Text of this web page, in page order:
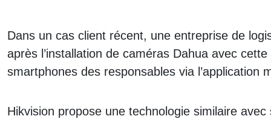
Dans un cas client récent, une entreprise de
après l’installation de caméras Dahua avec
smartphones des responsables via
Hikvision propose une technologie similaire